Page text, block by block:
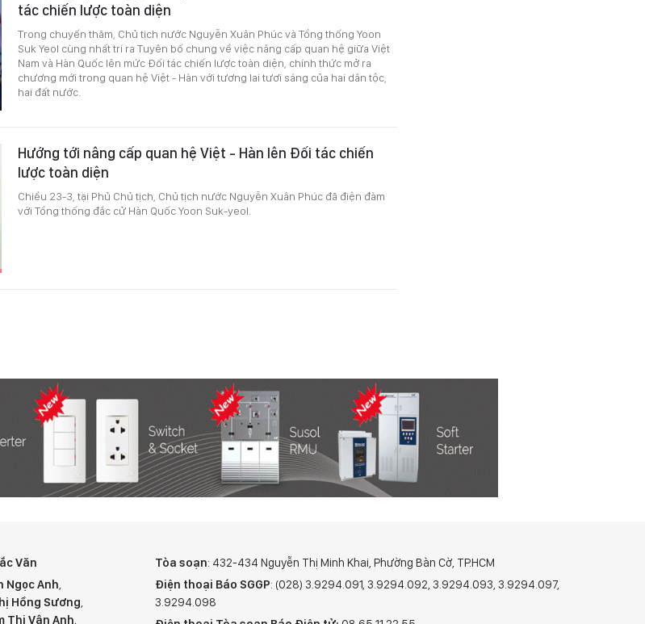
tác chiến lược toàn diện
Trong chuyến thăm, Chủ tịch nước Nguyễn Xuân Phúc và Tổng thống Yoon
Suk Yeol cùng nhất trí ra Tuyên bố chung về việc nâng cấp quan hệ giữa Việt
Nam và Hàn Quốc lên mức Đối tác chiến lược toàn diện, chính thức mở ra
chương mới trong quan hệ Việt - Hàn với tương lai tươi sáng của hai dân tộc,
hai đất nước.
Hướng tới nâng cấp quan hệ Việt - Hàn lên Đối tác chiến
lược toàn diện
Chiều 23-3, tại Phủ Chủ tịch, Chủ tịch nước Nguyễn Xuân Phúc đã điện đàm
với Tổng thống đắc cử Hàn Quốc Yoon Suk-yeol.
Văn
Ngọc Anh,
Hồng Sương,
Thị Vân Anh,
Tòa soạn: 432-434 Nguyễn Thị Minh Khai, Phường Bàn Cờ, TP.HCM
Điện thoại Báo SGGP: (028) 3.9294.091, 3.9294.092, 3.9294.093, 3.9294.097,
3.9294.098